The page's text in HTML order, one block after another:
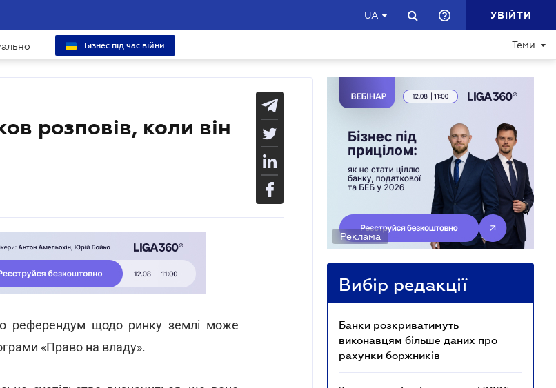
UA УВІЙТИ
Бізнес під час війни Теми
розповів, коли він
референдум щодо ринку землі може
«Право на владу».
Реклама
Вибір редакції
Банки розкриватимуть
виконавцям більше даних про
рахунки боржників